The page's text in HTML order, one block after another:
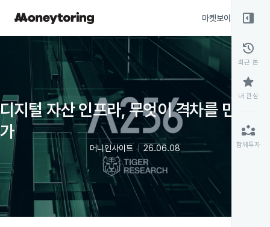
마켓보이스
디지털 자산 인프라, 무엇이 격차를 만드는
가
머니인사이트 26.06.08
right_panel_open
history
최근 본
star
내 관심
partner_exchange
함께투자